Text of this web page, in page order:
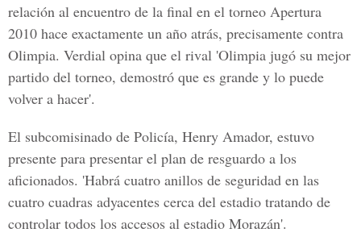
relación al encuentro de la final en el torneo Apertura
2010 hace exactamente un año atrás, precisamente contra
Olimpia. Verdial opina que el rival 'Olimpia jugó su mejor
partido del torneo, demostró que es grande y lo puede
volver a hacer'.
El subcomisinado de Policía, Henry Amador, estuvo
presente para presentar el plan de resguardo a los
aficionados. 'Habrá cuatro anillos de seguridad en las
cuatro cuadras adyacentes cerca del estadio tratando de
controlar todos los accesos al estadio Morazán'.